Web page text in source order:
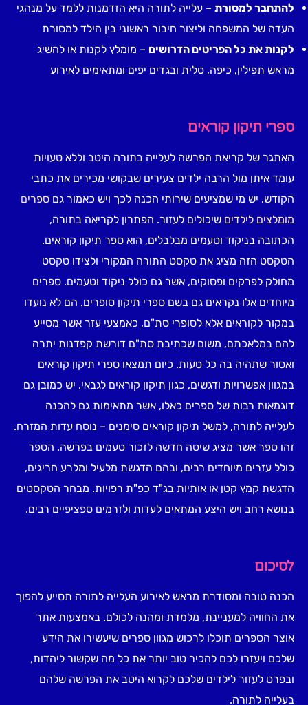
להתחבר למסורת – עלייה לתורה היא הזדמנות ללמד על מנהגי
העדה של המשפחה וליצור חיבור ראשוני בין הילד למסורת
לקנות את כל הפריטים הדרושים – מומלץ לקנות או להשיג
מראש תפילין, כיפה, טלית ובגדים יפים ומתאימים לאירוע
ספרי תיקון קוראים
האתגר של קריאת הפרשה לעלייה בתורה היטב וללא טעויות
עומד איתן מול הרבה ילדים צעירים שבקושי מכירים את כתבי
הקודש. יש מי שמציעים שירותי הכנה לכך ויש כאמור גם ספרים
מומלצים לילדים שיכולים לעזור. הפתרון לקריאה בתורה,
הכתובה בניקוד וטעמים מבלבלים, הוא ספר תיקון קוראים.
הטקסט הזה מציג את טקסט התורה המקורי ולצידו טקסט
מחולק לפרקים ופסוקים, אשר גם כולל ניקוד וטעמים. ספרים
מיוחדים אלו נקראים גם בשם ספרי תיקון סופרים. הם לא נועדו
במקור לקוראים אלא לסופרי סת"ם, כאמצעי עזר אשר מסייע
להם במלאכתם, משום שכתיבת סת"ם דורשת קפדנות יתרה
ואסור שתהיה בה כל טעות. כיום תמצאו ספרי תיקון קוראים
במגוון אפשרויות ודגשים, כגון תיקון קוראים לגבאי. יש כמובן גם
דוגמאות רבות של ספרים כאלו, אשר מתאימות גם להכנה
לעלייה לתורה, למשל תיקון קוראים סימנים – נוסח עדות המזרח.
זהו ספר אשר מציג שיטה חדשה לזכור טעמים בפרשה. הספר
כולל עזרים מיוחדים רבים, ובהם הדגשת מלעיל ומלרע חריגים,
הדגשת קמץ קטן או אותיות בג"ד כפ"ת רפויות. מבחר הטקסטים
בנושא רחב ויש היצע המתאים לעדות ולזרמים ספציפיים רבים.
לסיכום
הכנה טובה ומסודרת מראש לאירוע העלייה לתורה תסייע להפוך
את החוויה למעניינת, מלמדת ומהנה לכולם. באמצעות אתר
אוצר הספרים תוכלו לרכוש מגוון ספרים שיעשירו את הידע
שלכם ויעזרו לכם להכיר טוב יותר את כל מה שקשור ליהדות,
ובפרט לעזור לילדים שלכם לקרוא היטב את הפרשה שלהם
בעלייה לתורה.